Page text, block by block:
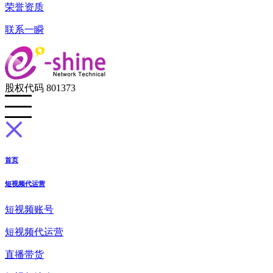
荣誉资质
联系一瞬
股权代码 801373
首页
短视频代运营
短视频账号
短视频代运营
直播带货